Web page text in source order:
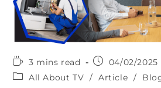
3 mins read
04/02/2025
All About TV / Article /